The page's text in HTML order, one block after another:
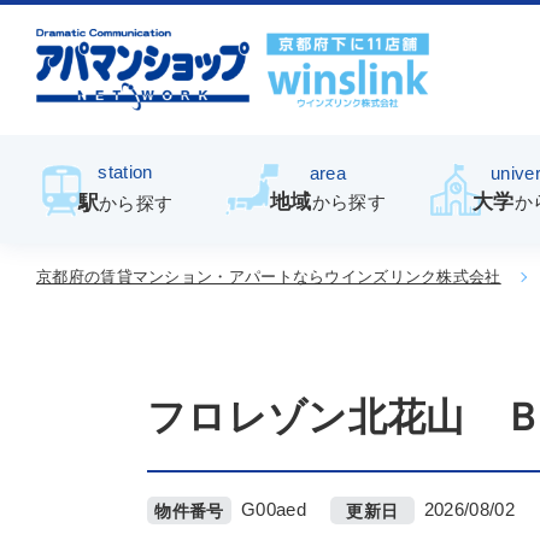
station
駅から探す
area
地域から探す 大学か
京都府の賃貸マンション・アパートならウインズリンク株式会社
フロレゾン北花山
物件番号 G00aed 更新日 2026/08/02